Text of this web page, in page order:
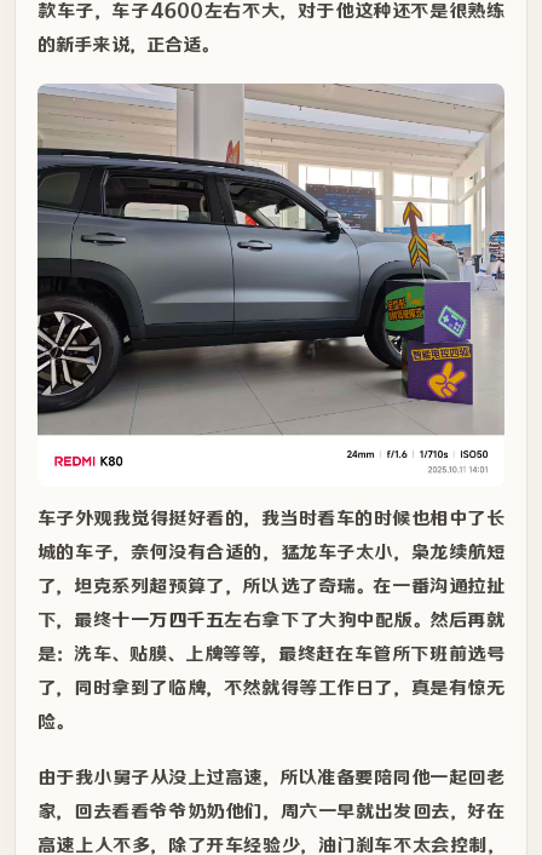
款车子，车子4600左右不大，对于他这种还不是很熟练
的新手来说，正合适。
车子外观我觉得挺好看的，我当时看车的时候也相中了长
城的车子，奈何没有合适的，猛龙车子太小，枭龙续航短
了，坦克系列超预算了，所以选了奇瑞。在一番沟通拉扯
下，最终十一万四千五左右拿下了大狗中配版。然后再就
是：洗车、贴膜、上牌等等，最终赶在车管所下班前选号
了，同时拿到了临牌，不然就得等工作日了，真是有惊无
险。
由于我小舅子从没上过高速，所以准备要陪同他一起回老
家，回去看看爷爷奶奶他们，周六一早就出发回去，好在
高速上人不多，除了开车经验少，油门刹车不太会控制，